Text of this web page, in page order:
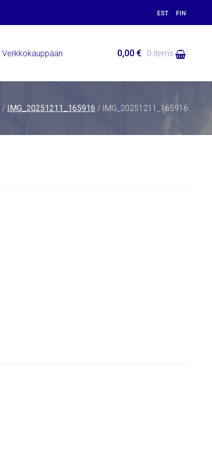
EST FIN
Verkkokauppaan 0,00 € 0 items
/ IMG_20251211_165916 / IMG_20251211_165916